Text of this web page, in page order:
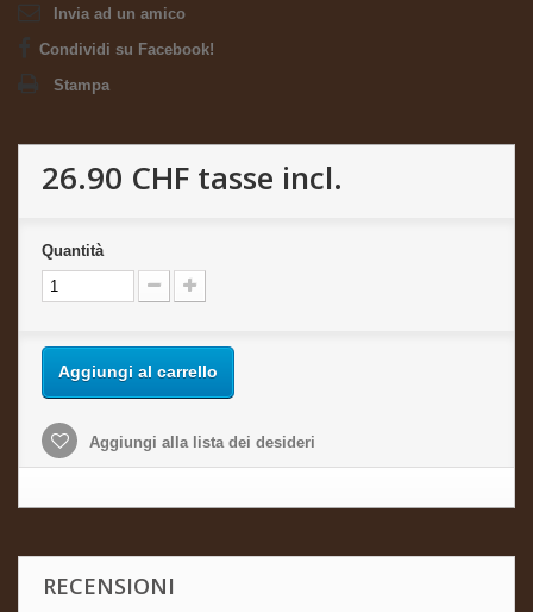
Invia ad un amico
Condividi su Facebook!
Stampa
26.90 CHF tasse incl.
Quantità
Aggiungi al carrello
Aggiungi alla lista dei desideri
RECENSIONI